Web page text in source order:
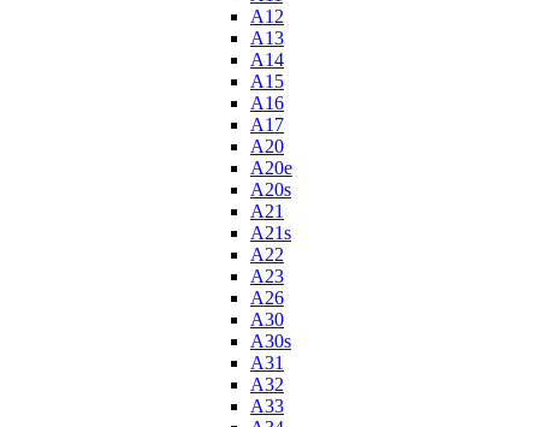
A12
A13
A14
A15
A16
A17
A20
A20e
A20s
A21
A21s
A22
A23
A26
A30
A30s
A31
A32
A33